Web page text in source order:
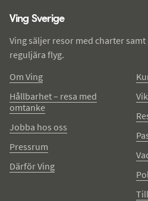
Ving Sverige
Ving säljer resor med charter
reguljära flyg.
Om Ving
Hållbarhet – resa med
omtanke
Jobba hos oss
Pressrum
Därför Ving